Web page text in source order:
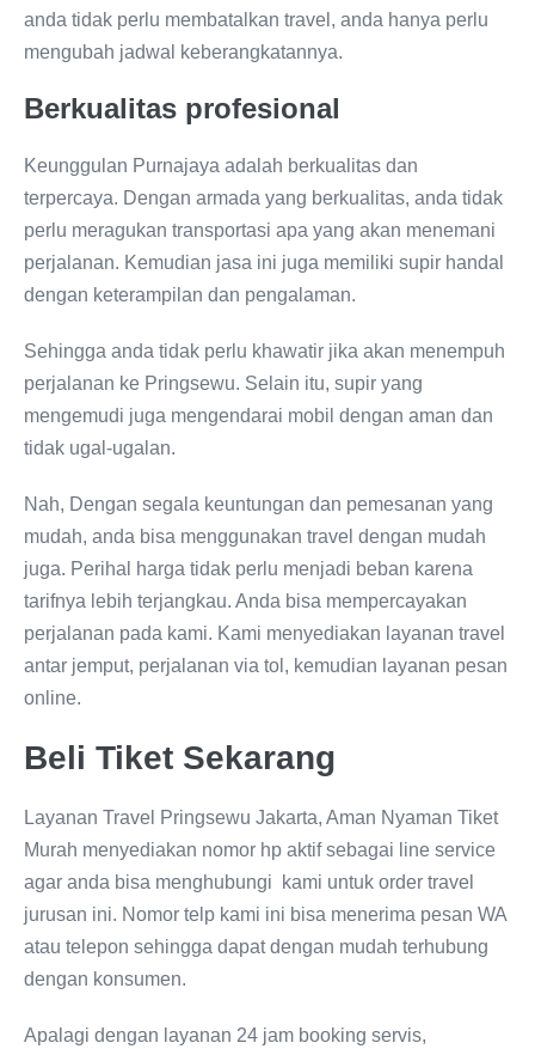
anda tidak perlu membatalkan travel, anda hanya perlu
mengubah jadwal keberangkatannya.
Berkualitas profesional
Keunggulan Purnajaya adalah berkualitas dan
terpercaya. Dengan armada yang berkualitas, anda tidak
perlu meragukan transportasi apa yang akan menemani
perjalanan. Kemudian jasa ini juga memiliki supir handal
dengan keterampilan dan pengalaman.
Sehingga anda tidak perlu khawatir jika akan menempuh
perjalanan ke Pringsewu. Selain itu, supir yang
mengemudi juga mengendarai mobil dengan aman dan
tidak ugal-ugalan.
Nah, Dengan segala keuntungan dan pemesanan yang
mudah, anda bisa menggunakan travel dengan mudah
juga. Perihal harga tidak perlu menjadi beban karena
tarifnya lebih terjangkau. Anda bisa mempercayakan
perjalanan pada kami. Kami menyediakan layanan travel
antar jemput, perjalanan via tol, kemudian layanan pesan
online.
Beli Tiket Sekarang
Layanan Travel Pringsewu Jakarta, Aman Nyaman Tiket
Murah menyediakan nomor hp aktif sebagai line service
agar anda bisa menghubungi kami untuk order travel
jurusan ini. Nomor telp kami ini bisa menerima pesan WA
atau telepon sehingga dapat dengan mudah terhubung
dengan konsumen.
Apalagi dengan layanan 24 jam booking servis,